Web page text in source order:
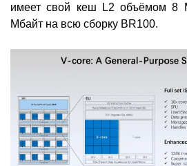
имеет свой кеш L2 объёмом 8
Мбайт на всю сборку BR100.